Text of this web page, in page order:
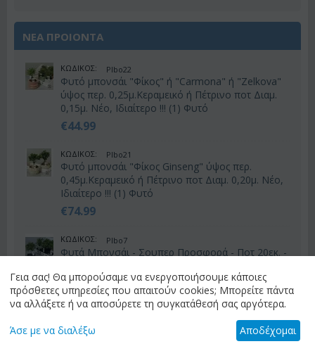
ΝΕΑ ΠΡΟΙΟΝΤΑ
ΚΩΔΙΚΟΣ: Plbo22
Φυτό μπονσάι "Φίκος" ή "Carmona" ή "Zelkova"
ύψος περ. 0,25μ.Κεραμεικό ή Πέτρινο ποτ Διαμ.
0,15μ. Νέο, Ιδιαίτερο !!! (1) Φυτό
€44.99
ΚΩΔΙΚΟΣ: Plbo21
Φυτό μπονσάι "Φίκος Ginseng" ύψος περ.
0,45μ.Κεραμεικό ή Πέτρινο ποτ Διαμ. 0,20μ. Νέο,
Ιδιαίτερο !!! (1) Φυτό
€74.99
ΚΩΔΙΚΟΣ: Plbo7
Φυτά Μπονσάι - Σουπερ Προσφορά - Ποτ 20εκ. -
€54.99
ΧΟΝΔΡΙΚΗ ΛΟΥΛΟΥΔΙΑ (ΑΝΘΟΠΩΛΕΊΑ)
Γεια σας! Θα μπορούσαμε να ενεργοποιήσουμε κάποιες
πρόσθετες υπηρεσίες που απαιτούν cookies; Μπορείτε πάντα
να αλλάξετε ή να αποσύρετε τη συγκατάθεσή σας αργότερα.
Άσε με να διαλέξω Αποδέχομαι